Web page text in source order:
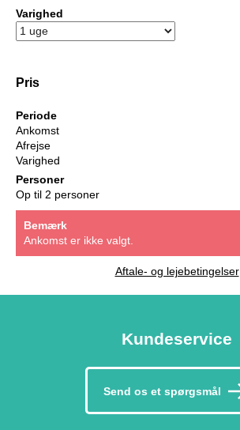
Varighed
Pris
Periode
Ankomst
Afrejse
Varighed
Personer
Op til 2 personer
Bemærk
Ankomst er ikke valgt.
Aftale- og lejebetingelser
Kundeservice
Send os et spørgsmål